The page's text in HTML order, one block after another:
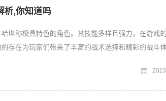
析,你知道吗
堪称极具特色的角色。其技能多样且强力，在游戏
存在为玩家们带来了丰富的战术选择和精彩的战斗体